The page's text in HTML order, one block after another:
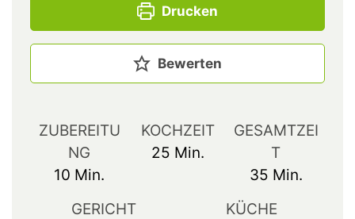
Drucken
Bewerten
ZUBEREITU
NG
10 Min.
KOCHZEIT
25 Min.
GESAMTZEI
T
35 Min.
GERICHT
KÜCHE